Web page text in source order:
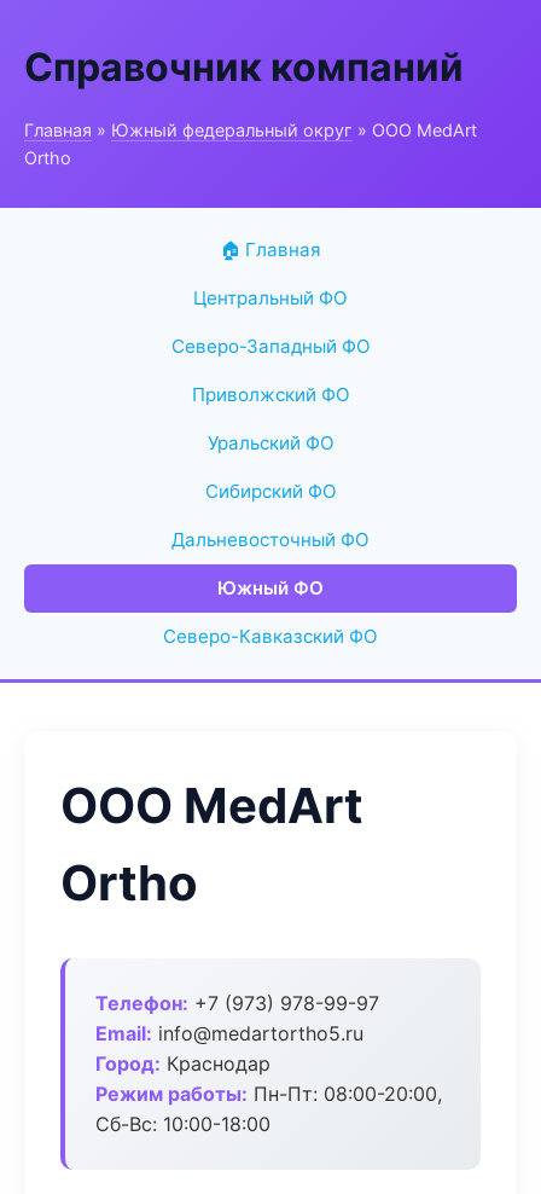
Справочник компаний
Главная » Южный федеральный округ » ООО MedArt
Ortho
🏠 Главная
Центральный ФО
Северо-Западный ФО
Приволжский ФО
Уральский ФО
Сибирский ФО
Дальневосточный ФО
Южный ФО
Северо-Кавказский ФО
ООО MedArt
Ortho
Телефон: +7 (973) 978-99-97
Email: info@medartortho5.ru
Город: Краснодар
Режим работы: Пн-Пт: 08:00-20:00,
Сб-Вс: 10:00-18:00